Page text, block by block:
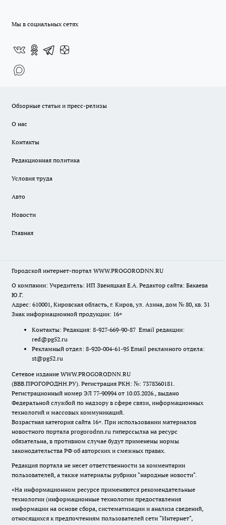
Мы в социальных сетях
Обзорные статьи и пресс-релизы
О нас
Контакты
Редакционная политика
Условия труда
Авто
Новости
Главная
Городской интернет-портал WWW.PROGORODNN.RU
О компании: Учредитель: ИП Звеняцкая Е.А. Редактор сайта: Бакаева
Ю.Г.
Адрес: 610001, Кировская область, г. Киров, ул. Азина, дом № 80, кв. 31
Знак информационной продукции: 16+
Контакты: Редакция: 8-927-669-90-87 Email редакции:
red@pg52.ru
Рекламный отдел: 8-920-004-61-95 Email рекламного отдела:
st@pg52.ru
Сетевое издание WWW.PROGORODNN.RU
(ВВВ.ПРОГОРОДНН.РУ). Регистрация РКН: №: 7378360181.
Регистрационный номер ЭЛ 77-90994 от 10.03.2026., выдано
Федеральной службой по надзору в сфере связи, информационных
технологий и массовых коммуникаций.
Возрастная категория сайта 16+. При использовании материалов
новостного портала progorodnn.ru гиперссылка на ресурс
обязательна, в противном случае будут применены нормы
законодательства РФ об авторских и смежных правах.
Редакция портала не несет ответственности за комментарии
пользователей, а также материалы рубрики "народные новости".
«На информационном ресурсе применяются рекомендательные
технологии (информационные технологии предоставления
информации на основе сбора, систематизации и анализа сведений,
относящихся к предпочтениям пользователей сети "Интернет",